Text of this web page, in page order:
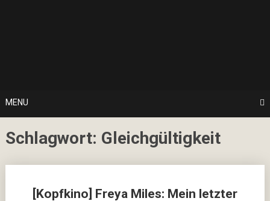
MENU
Schlagwort: Gleichgültigkeit
[Kopfkino] Freya Miles: Mein letzter
navigation